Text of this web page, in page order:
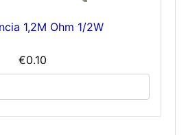
1,2M Ohm 1/2W
€0.10